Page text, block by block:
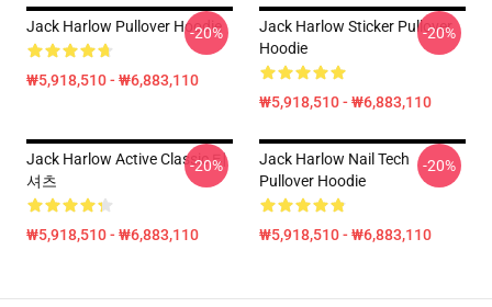
Jack Harlow Pullover Hoodie
₩5,918,510 - ₩6,883,110
-20%
Jack Harlow Sticker Pullover
Hoodie
₩5,918,510 - ₩6,883,110
-20%
Jack Harlow Active Classic 티
셔츠
₩5,918,510 - ₩6,883,110
-20%
Jack Harlow Nail Tech
Pullover Hoodie
₩5,918,510 - ₩6,883,110
-20%